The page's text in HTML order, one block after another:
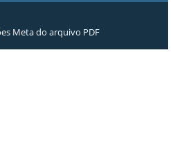
Meta do arquivo PDF